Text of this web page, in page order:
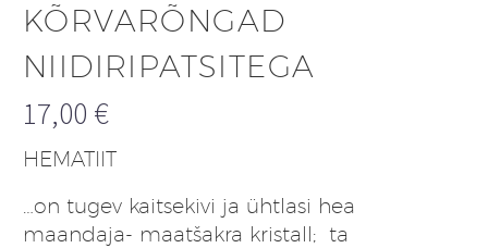
KÕRVARÕNGAD
NIIDIRIPATSITEGA
17,00 €
HEMATIIT
…on tugev kaitsekivi ja ühtlasi hea
maandaja- maatšakra kristall; ta